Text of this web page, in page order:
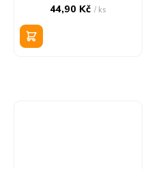
44,90 Kč/ ks